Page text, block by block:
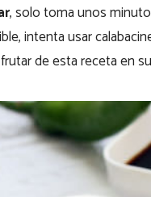
, solo toma unos
intenta usar
de esta receta en